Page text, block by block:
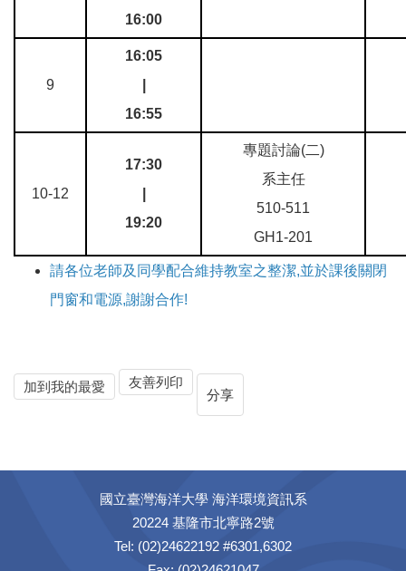
16:00
9
16:05
16:55
10-12
17:30
19:20
專題討論(二)
系主任
510-511
GH1-201
請各位老師及同學配合維持教室之整潔,並於課後關閉
門窗和電源,謝謝合作!
加到我的最愛
友善列印
分享
國立臺灣海洋大學 海洋環境資訊系
20224 基隆市北寧路2號
Tel: (02)24622192 #6301,6302